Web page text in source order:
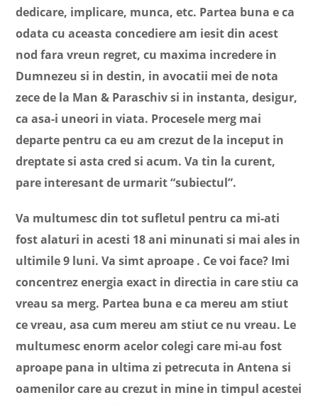
dedicare, implicare, munca, etc. Partea buna e ca
odata cu aceasta concediere am iesit din acest
nod fara vreun regret, cu maxima incredere in
Dumnezeu si in destin, in avocatii mei de nota
zece de la Man & Paraschiv si in instanta, desigur,
ca asa-i uneori in viata. Procesele merg mai
departe pentru ca eu am crezut de la inceput in
dreptate si asta cred si acum. Va tin la curent,
pare interesant de urmarit “subiectul”.
Va multumesc din tot sufletul pentru ca mi-ati
fost alaturi in acesti 18 ani minunati si mai ales in
ultimile 9 luni. Va simt aproape . Ce voi face? Imi
concentrez energia exact in directia in care stiu ca
vreau sa merg. Partea buna e ca mereu am stiut
ce vreau, asa cum mereu am stiut ce nu vreau. Le
multumesc enorm acelor colegi care mi-au fost
aproape pana in ultima zi petrecuta in Antena si
oamenilor care au crezut in mine in timpul acestei